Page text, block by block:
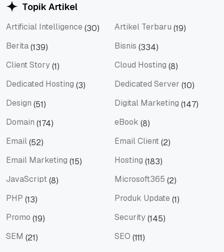
Topik Artikel
Artificial Intelligence (30) Artikel Terbaru (19)
Berita(139) Bisnis (334)
Client Story(1) Cloud Hosting (8)
Dedicated Hosting (3) Dedicated Server (10)
Design (51) Digital Marketing (147)
Domain (174) eBook (8)
Email(52) Email Client(2)
Email Marketing (15) Hosting (183)
JavaScript(8) Microsoft365 (2)
PHP (13) Produk Update (1)
Promo (19) Security(145)
SEM (21) SEO (111)